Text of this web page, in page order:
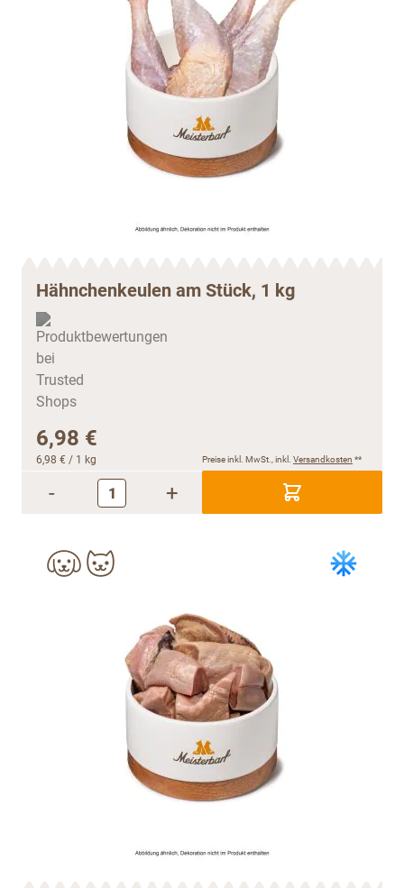
Hähnchenkeulen am Stück, 1 kg
6,98 €
6,98 € / 1 kg Preise inkl. MwSt., inkl. Versandkosten **
- +